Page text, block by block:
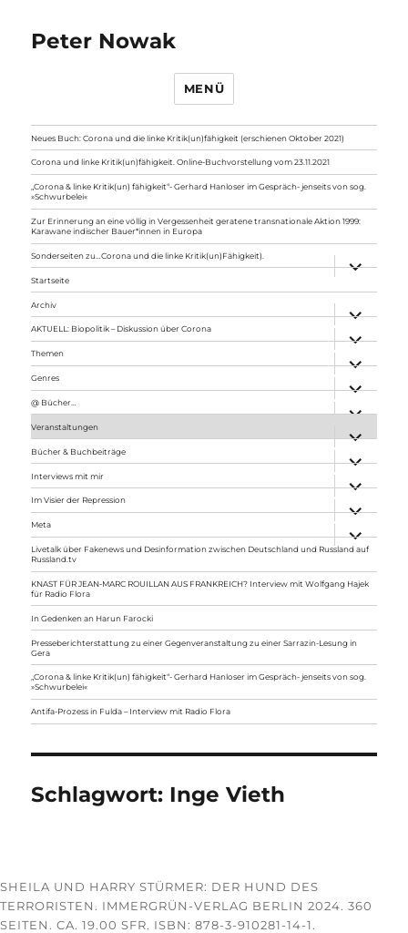
Peter Nowak
MENÜ
Neues Buch: Corona und die linke Kritik(un)fähigkeit (erschienen Oktober 2021)
Corona und linke Kritik(un)fähigkeit. Online-Buchvorstellung vom 23.11.2021
„Corona & linke Kritik(un) fähigkeit“- Gerhard Hanloser im Gespräch- jenseits von sog.
»Schwurbelei«
Zur Erinnerung an eine völlig in Vergessenheit geratene transnationale Aktion 1999:
Karawane indischer Bauer*innen in Europa
Sonderseiten zu…Corona und die linke Kritik(un)Fähigkeit).
anzeigen
Startseite
Archiv
anzeigen
AKTUELL: Biopolitik – Diskussion über Corona
anzeigen
Themen
anzeigen
Genres
anzeigen
@ Bücher…
Veranstaltungen
anzeigen
Bücher & Buchbeiträge
anzeigen
Interviews mit mir
anzeigen
Im Visier der Repression
anzeigen
Meta
anzeigen
Livetalk über Fakenews und Desinformation zwischen Deutschland und Russland auf
Russland.tv
KNAST FÜR JEAN-MARC ROUILLAN AUS FRANKREICH? Interview mit Wolfgang Hajek
für Radio Flora
In Gedenken an Harun Farocki
Presseberichterstattung zu einer Gegenveranstaltung zu einer Sarrazin-Lesung in
Gera
„Corona & linke Kritik(un) fähigkeit“- Gerhard Hanloser im Gespräch- jenseits von sog.
»Schwurbelei«
Antifa-Prozess in Fulda – Interview mit Radio Flora
Schlagwort: Inge Vieth
SHEILA UND HARRY STÜRMER: DER HUND DES
TERRORISTEN. IMMERGRÜN-VERLAG BERLIN 2024. 360
SEITEN. CA. 19.00 SFR. ISBN: 878-3-910281-14-1.